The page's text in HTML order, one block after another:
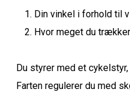
Din vinkel i forhold til
Hvor meget du
Du styrer med et
Farten regulerer du med